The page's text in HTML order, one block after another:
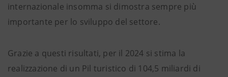
internazionale insomma si dimostra sempre più
importante per lo sviluppo del settore.
Grazie a questi risultati, per il 2024 si stima la
realizzazione di un Pil turistico di 104,5 miliardi di